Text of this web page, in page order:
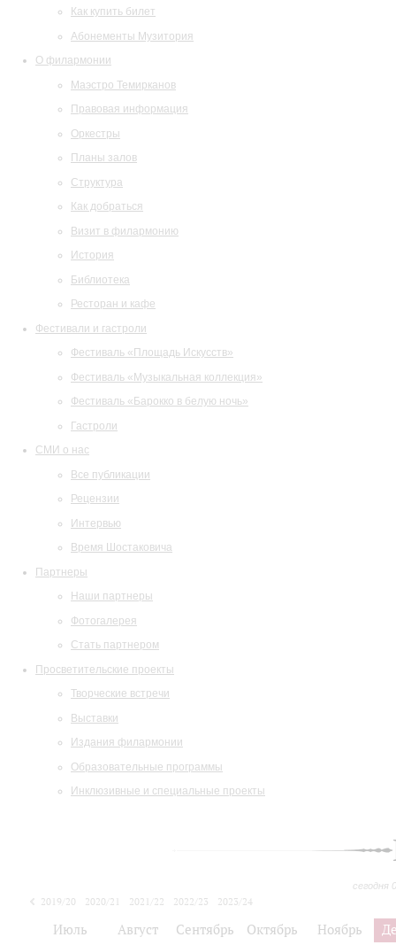
Как купить билет
Абонементы Музитория
О филармонии
Маэстро Темирканов
Правовая информация
Оркестры
Планы залов
Структура
Как добраться
Визит в филармонию
История
Библиотека
Ресторан и кафе
Фестивали и гастроли
Фестиваль «Площадь Искусств»
Фестиваль «Музыкальная коллекция»
Фестиваль «Барокко в белую ночь»
Гастроли
СМИ о нас
Все публикации
Рецензии
Интервью
Время Шостаковича
Партнеры
Наши партнеры
Фотогалерея
Стать партнером
Просветительские проекты
Творческие встречи
Выставки
Издания филармонии
Образовательные программы
Инклюзивные и специальные проекты
сегодня
2019/20 2020/21 2021/22 2022/23
2023/24
Июль Август Сентябрь Октябрь Ноябрь